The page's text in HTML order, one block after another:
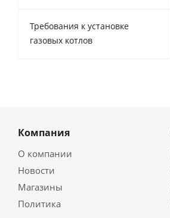
Требования к установке
газовых котлов
Компания
О компании
Новости
Магазины
Политика